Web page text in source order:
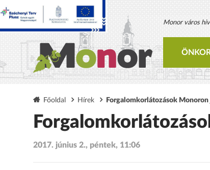
Monor város
Főoldal Hírek Forgalomkorlátozások
2017. június 2., péntek, 11:06